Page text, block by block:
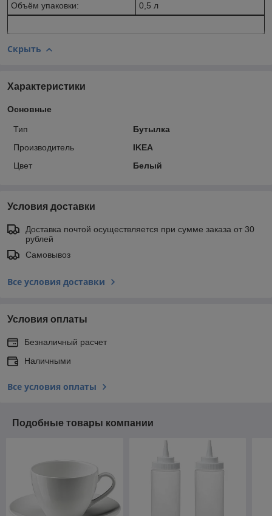
Объём упаковки:
0,5 л
Скрыть
Характеристики
Основные
Тип
Бутылка
Производитель
IKEA
Цвет
Белый
Условия доставки
Доставка почтой осуществляется при сумме заказа от 30
рублей
Самовывоз
Все условия доставки
Условия оплаты
Безналичный расчет
Наличными
Все условия оплаты
Подобные товары компании